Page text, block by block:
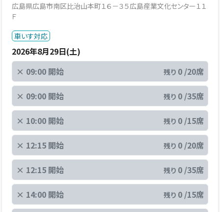
広島県広島市南区比治山本町１６－３５広島産業文化センター１１
Ｆ
車いす対応
2026年8月29日(土)
× 09:00 開始 残り0 /20席
× 09:00 開始 残り0 /35席
× 10:00 開始 残り0 /15席
× 12:15 開始 残り0 /20席
× 12:15 開始 残り0 /35席
× 14:00 開始 残り0 /15席